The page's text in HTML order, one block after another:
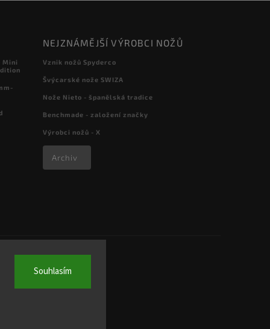
Souhlasím
Mini
NEJZNÁMĚJŠÍ VÝROBCI NOŽŮ
Vznik nožů Spyderco
Švýcarské nože SWIZA
Nože Nieto - španělská tradice
Benchmade - založení značky
Výrobci nožů - X
Archiv